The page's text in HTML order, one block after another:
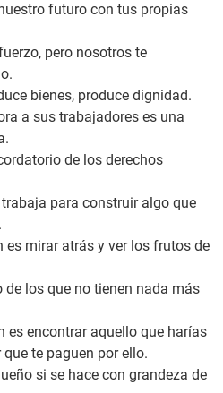
futuro con tus propias
pero nosotros te
bienes, produce dignidad.
a sus trabajadores es una
de los derechos
para construir algo que
mirar atrás y ver los frutos de
de los que no tienen nada más
es encontrar aquello que harías
te paguen por ello.
si se hace con grandeza de